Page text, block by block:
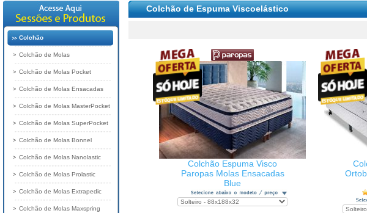
Colchão de Espuma Viscoelástico
Colchão Espuma Visco
Paropas Molas Ensacadas
Blue
Colchão
Colchão de Molas
Colchão de Molas Pocket
Colchão de Molas Ensacadas
Colchão de Molas MasterPocket
Colchão de Molas SuperPocket
Colchão de Molas Bonnel
Colchão de Molas Nanolastic
Colchão de Molas Prolastic
Colchão de Molas Extrapedic
Colchão de Molas Maxspring